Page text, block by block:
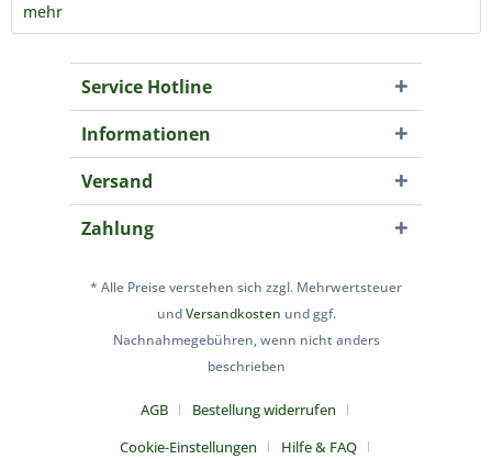
mehr
Service Hotline
Informationen
Versand
Zahlung
* Alle Preise verstehen sich zzgl. Mehrwertsteuer
undVersandkosten und ggf.
Nachnahmegebühren, wenn nicht anders
beschrieben
AGB
Bestellung widerrufen
Cookie-Einstellungen
Hilfe & FAQ